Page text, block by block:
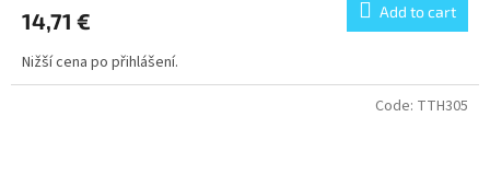
14,71 € Add to cart
Nižší cena po přihlášení.
Code: TTH305